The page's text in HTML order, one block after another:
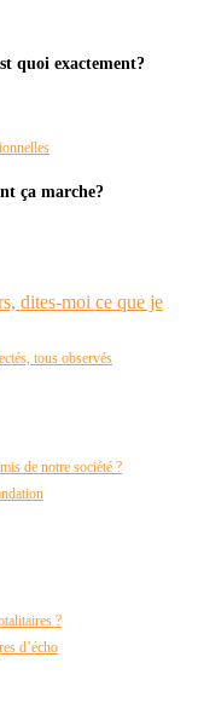
quoi exactement?
ça marche?
dites-moi ce que je
tous observés
de notre société ?
?
d’écho